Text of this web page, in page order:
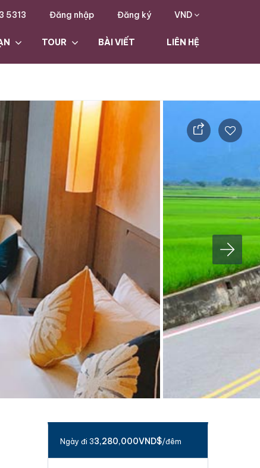
5313 Đăng nhập Đăng ký VND
TOUR BÀI VIẾT LIÊN HỆ
Ngày đi 33,280,000VND$/đêm